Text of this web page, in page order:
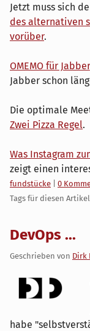
Jetzt muss sich
des alternativen
vorüber.
OMEMO für Jabber
Jabber schon
Die optimale
Zwei Pizza Regel.
Was Instagram
zeigt einen
Kategorien:
fundstücke
0
Tags für diesen
DevOps ...
Geschrieben von Dirk
habe